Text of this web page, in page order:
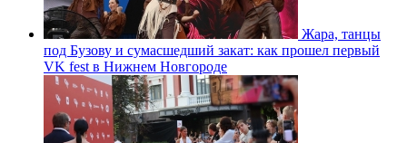
Жара, танцы
под Бузову и сумасшедший закат: как прошел первый
VK fest в Нижнем Новгороде